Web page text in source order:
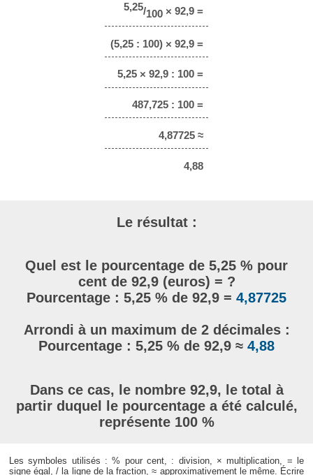
5,25/100× 92,9 =
(5,25 : 100) × 92,9 =
5,25 × 92,9 : 100 =
487,725 : 100 =
4,87725 ≈
4,88
Le résultat :
Quel est le pourcentage de 5,25 % pour
cent de 92,9 (euros) = ?
Pourcentage : 5,25 % de 92,9 = 4,87725
Arrondi à un maximum de 2 décimales :
Pourcentage : 5,25 % de 92,9 ≈ 4,88
Dans ce cas, le nombre 92,9, le total à
partir duquel le pourcentage a été calculé,
représente 100 %
Les symboles utilisés : % pour cent, : division, × multiplication, = le
signe égal, / la ligne de la fraction, ≈ approximativement le même. Écrire